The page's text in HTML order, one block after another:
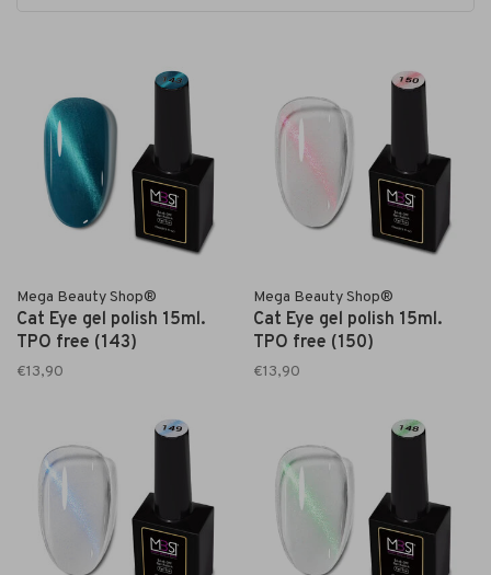
Mega Beauty Shop®
Cat Eye gel polish 15ml.
TPO free (143)
€13,90
Mega Beauty Shop®
Cat Eye gel polish 15ml.
TPO free (150)
€13,90